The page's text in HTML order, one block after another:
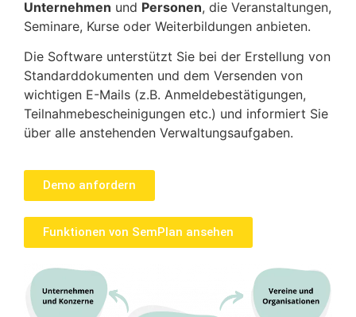
Unternehmen und Personen, die Veranstaltungen,
Seminare, Kurse oder Weiterbildungen anbieten.
Die Software unterstützt Sie bei der Erstellung von
Standarddokumenten und dem Versenden von
wichtigen E-Mails (z.B. Anmeldebestätigungen,
Teilnahmebescheinigungen etc.) und informiert Sie
über alle anstehenden Verwaltungsaufgaben.
Demo anfordern
Funktionen von SemPlan ansehen